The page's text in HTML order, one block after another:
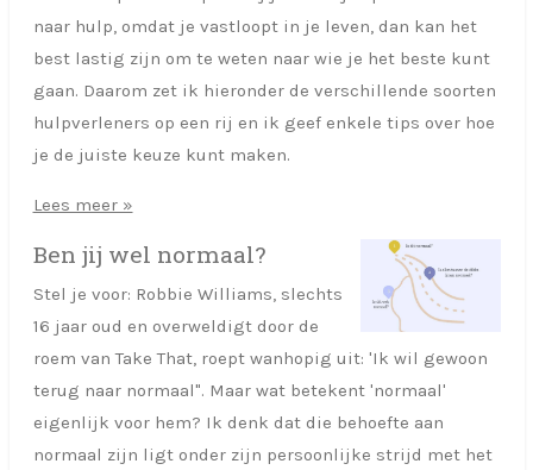
naar hulp, omdat je vastloopt in je leven, dan kan het
best lastig zijn om te weten naar wie je het beste kunt
gaan. Daarom zet ik hieronder de verschillende soorten
hulpverleners op een rij en ik geef enkele tips over hoe
je de juiste keuze kunt maken.
Lees meer »
Ben jij wel normaal?
Stel je voor: Robbie Williams, slechts
16 jaar oud en overweldigt door de
roem van Take That, roept wanhopig uit: 'Ik wil gewoon
terug naar normaal". Maar wat betekent 'normaal'
eigenlijk voor hem? Ik denk dat die behoefte aan
normaal zijn ligt onder zijn persoonlijke strijd met het